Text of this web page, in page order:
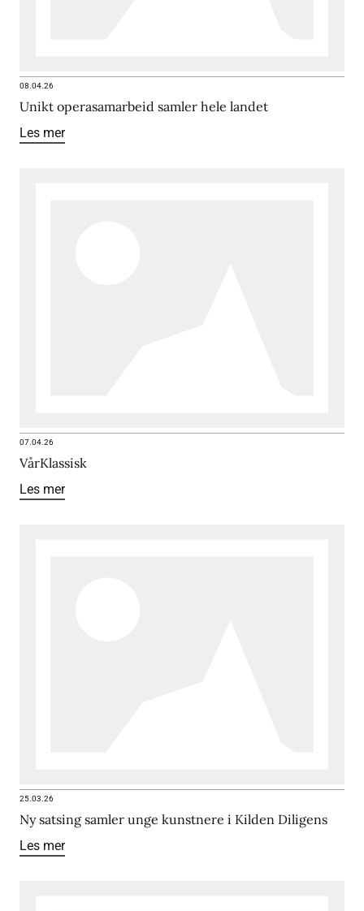
08.04.26
Unikt operasamarbeid samler hele landet
Les mer
07.04.26
VårKlassisk
Les mer
25.03.26
Ny satsing samler unge kunstnere i Kilden Diligens
Les mer